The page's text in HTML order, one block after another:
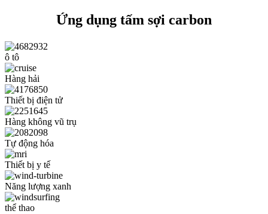
Ứng dụng tấm sợi carbon
ô tô
Hàng hải
Thiết bị điện tử
Hàng không vũ trụ
Tự động hóa
Thiết bị y tế
Năng lượng xanh
thể thao